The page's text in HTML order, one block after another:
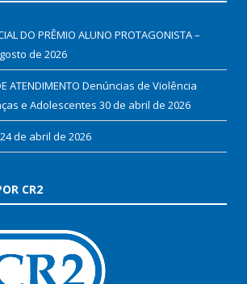
DO PRÊMIO ALUNO PROTAGONISTA –
de 2026
ATENDIMENTO Denúncias de Violência
e Adolescentes 30 de abril de 2026
24 de abril de 2026
CR2